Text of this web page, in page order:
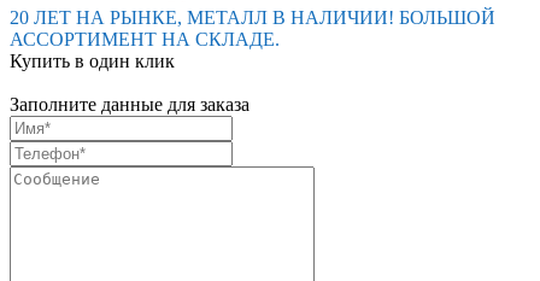
20 ЛЕТ НА РЫНКЕ, МЕТАЛЛ В НАЛИЧИИ! БОЛЬШОЙ
АССОРТИМЕНТ НА СКЛАДЕ.
Купить в один клик
Заполните данные для заказа